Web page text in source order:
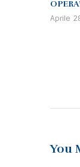
Aprile
You